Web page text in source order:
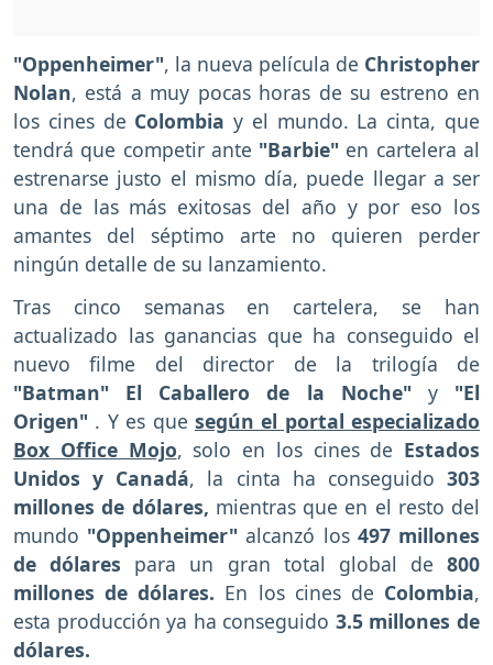
"Oppenheimer", la nueva película de Christopher
Nolan, está a muy pocas horas de su estreno en
los cines de Colombia y el mundo. La cinta, que
tendrá que competir ante "Barbie" en cartelera al
estrenarse justo el mismo día, puede llegar a ser
una de las más exitosas del año y por eso los
amantes del séptimo arte no quieren perder
ningún detalle de su lanzamiento.
Tras cinco semanas en cartelera, se han
actualizado las ganancias que ha conseguido el
nuevo filme del director de la trilogía de
"Batman" El Caballero de la Noche" y "El
Origen" . Y es que según el portal especializado
Box Office Mojo, solo en los cines de Estados
Unidos y Canadá, la cinta ha conseguido 303
millones de dólares, mientras que en el resto del
mundo "Oppenheimer"alcanzó los 497 millones
de dólares para un gran total global de 800
millones de dólares. En los cines de Colombia,
esta producción ya ha conseguido 3.5 millones de
dólares.